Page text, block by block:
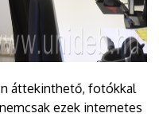
áttekinthető, fotókkal
ezek internetes